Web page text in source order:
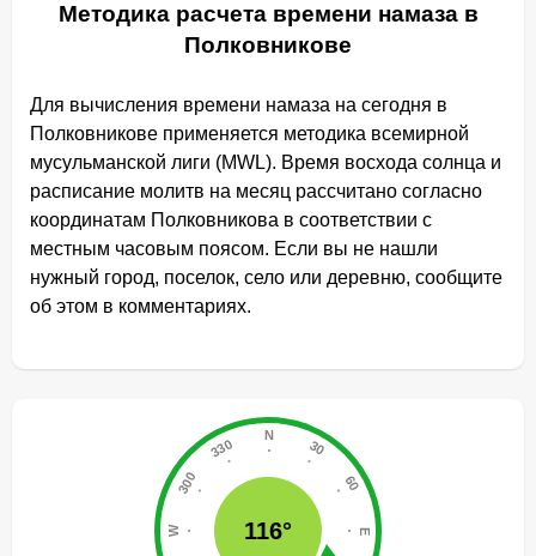
Методика расчета времени намаза в
Полковникове
Для вычисления времени намаза на сегодня в
Полковникове применяется методика всемирной
мусульманской лиги (MWL). Время восхода солнца и
расписание молитв на месяц рассчитано согласно
координатам Полковникова в соответствии с
местным часовым поясом. Если вы не нашли
нужный город, поселок, село или деревню, сообщите
об этом в комментариях.
116°